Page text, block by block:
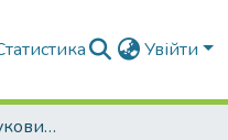
Увійти
Вибрані статті з наукових збірників КНУБА